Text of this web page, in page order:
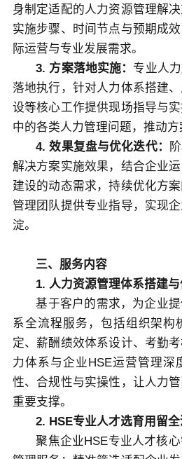
身制定适配的人力资源管理解
实施步骤、时间节点与预期成
际运营与专业发展需求。
3. 方案落地实施： 专业人
落地执行，针对人力体系搭建
设等核心工作提供现场指导与
中的各类人力管理问题，推动方
4. 效果复盘与优化迭代：
解决方案实施效果，结合企业
建设的动态需求，持续优化方
管理团队提供专业指导，实现
淀。
三、服务内容
1. 人力资源管理体系搭建
基于客户的需求，为企业
系全流程服务，包括组织架构
定、薪酬绩效体系设计、考勤
力体系与企业HSE运营管理深
性、合规性与实操性，让人力
重要支撑。
2. HSE专业人才选育用留
聚焦企业HSE专业人才核